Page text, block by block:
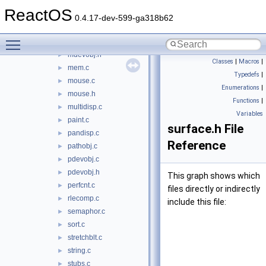
ReactOS 0.4.17-dev-599-ga318b62
► mapping.h
► mdevobj.h
► mem.c
► mouse.c
► mouse.h
► multidisp.c
► paint.c
► pandisp.c
► pathobj.c
► pdevobj.c
► pdevobj.h
► perfcnt.c
► rlecomp.c
► semaphor.c
► sort.c
► stretchblt.c
► string.c
► stubs.c
Classes | Macros |
Typedefs |
Enumerations |
Functions |
Variables
surface.h File
Reference
This graph shows which
files directly or indirectly
include this file: